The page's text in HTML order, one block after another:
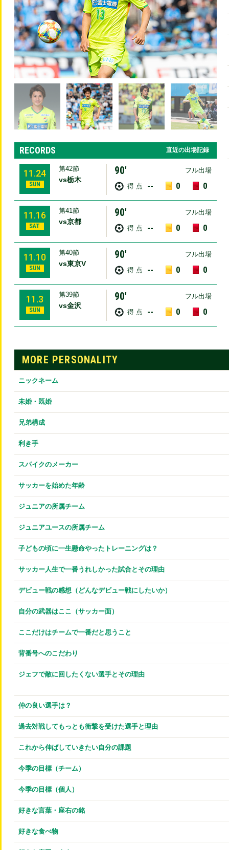
RECORDS 直近の出場記録
11.24
SUN
第42節
vs栃木
90′ フル出場
得 点 -- 0 0
11.16
SAT
第41節
vs京都
90′ フル出場
得 点 -- 0 0
11.10
SUN
第40節
vs東京V
90′ フル出場
得 点 -- 0 0
11.3
SUN
第39節
vs金沢
90′ フル出場
得 点 -- 0 0
MORE PERSONALITY
ニックネーム
未婚・既婚
兄弟構成
利き手
スパイクのメーカー
サッカーを始めた年齢
ジュニアの所属チーム
ジュニアユースの所属チーム
子どもの頃に一生懸命やったトレーニングは？
サッカー人生で一番うれしかった試合とその理由
デビュー戦の感想（どんなデビュー戦にしたいか）
自分の武器はここ（サッカー面）
ここだけはチームで一番だと思うこと
背番号へのこだわり
ジェフで敵に回したくない選手とその理由
仲の良い選手は？
過去対戦してもっとも衝撃を受けた選手と理由
これから伸ばしていきたい自分の課題
今季の目標（チーム）
今季の目標（個人）
好きな言葉・座右の銘
好きな食べ物